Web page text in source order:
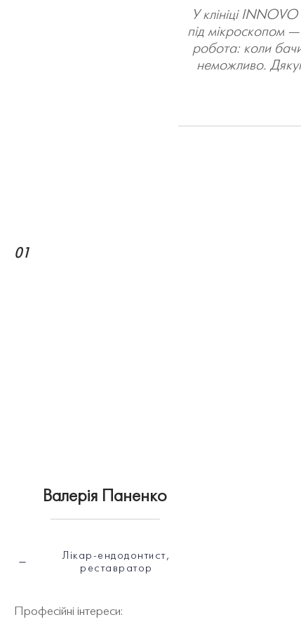
У клініці
під мікроскопом —
робота: коли
неможливо.
01
Валерія Паненко
Лікар-ендодонтист,
реставратор
Професійні інтереси: